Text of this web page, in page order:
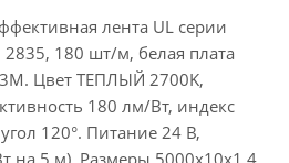
лента UL серии
180 шт/м, белая плата
Цвет ТЕПЛЫЙ 2700K,
180 лм/Вт, индекс
120°. Питание 24 В,
на 5 м). Размеры 5000x10x1.4